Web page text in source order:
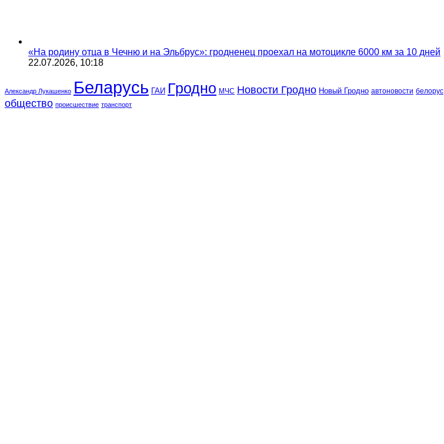
«На родину отца в Чечню и на Эльбрус»: гродненец проехал на мотоцикле 6000 км за 10 дней
22.07.2026, 10:18
Александр Лукашенко Беларусь ГАИ Гродно МЧС Новости Гродно Новый Гродно автоновости белорус
общество происшествие транспорт